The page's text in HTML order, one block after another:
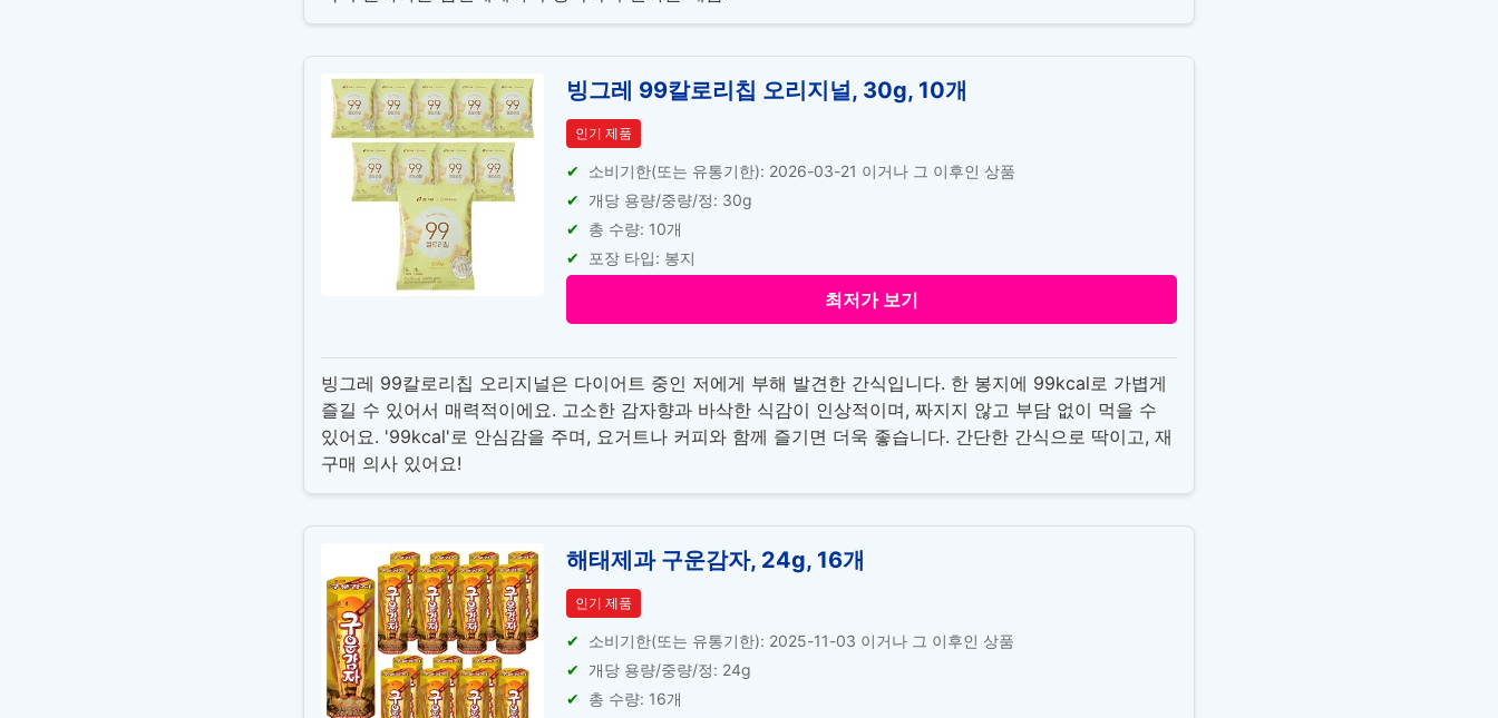
빙그레 99칼로리칩 오리지널, 30g, 10개
인기 제품
소비기한(또는 유통기한): 2026-03-21 이거나 그 이후인 상품
개당 용량/중량/정: 30g
총 수량: 10개
포장 타입: 봉지
최저가 보기
빙그레 99칼로리칩 오리지널은 다이어트 중인 저에게 부해 발견한 간식입니다. 한 봉지에 99kcal로 가볍게
즐길 수 있어서 매력적이에요. 고소한 감자향과 바삭한 식감이 인상적이며, 짜지지 않고 부담 없이 먹을 수
있어요. '99kcal'로 안심감을 주며, 요거트나 커피와 함께 즐기면 더욱 좋습니다. 간단한 간식으로 딱이고, 재
구매 의사 있어요!
해태제과 구운감자, 24g, 16개
인기 제품
소비기한(또는 유통기한): 2025-11-03 이거나 그 이후인 상품
개당 용량/중량/정: 24g
총 수량: 16개